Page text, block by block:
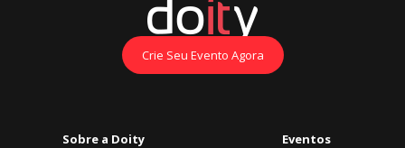
Crie Seu Evento Agora
Sobre a Doity Eventos